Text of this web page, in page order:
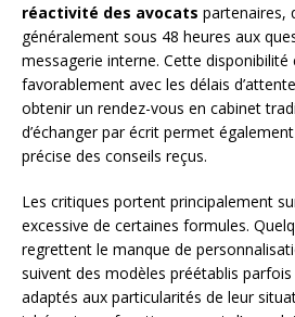
réactivité des avocats partenaires,
généralement sous 48 heures aux
messagerie interne. Cette disponibilité
favorablement avec les délais
obtenir un rendez-vous en cabinet
d’échanger par écrit permet
précise des conseils reçus.
Les critiques portent principalement
excessive de certaines formules.
regrettent le manque de
suivent des modèles préétablis
adaptés aux particularités de leur